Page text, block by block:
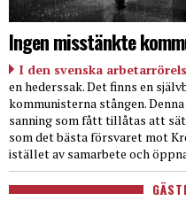
Ingen misstänkte
I den svenska
en hederssak. Det finns en
kommunisterna stången.
sanning som fått tillåtas att
som det bästa försvaret mot
istället av samarbete och